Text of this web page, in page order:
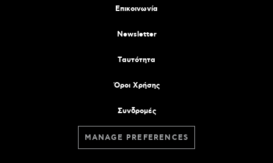
Επικοινωνία
Newsletter
Tαυτότητα
Όροι Χρήσης
Συνδρομές
MANAGE PREFERENCES